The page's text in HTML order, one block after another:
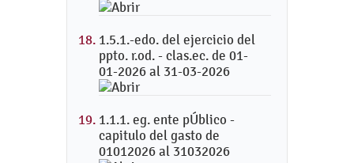
1.5.1.-edo. del ejercicio del
ppto. r.od. - clas.ec. de 01-
01-2026 al 31-03-2026
1.1.1. eg. ente pÚblico -
capitulo del gasto de
01012026 al 31032026